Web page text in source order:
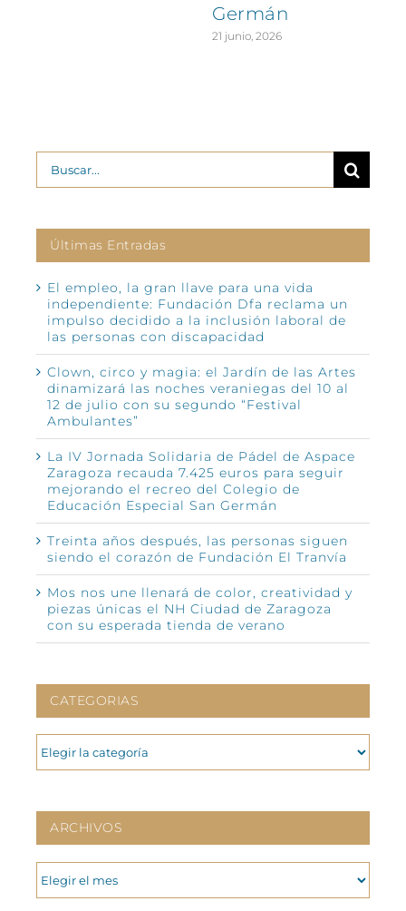
Germán
21 junio, 2026
Buscar:
Últimas Entradas
El empleo, la gran llave para una vida
independiente: Fundación Dfa reclama un
impulso decidido a la inclusión laboral de
las personas con discapacidad
Clown, circo y magia: el Jardín de las Artes
dinamizará las noches veraniegas del 10 al
12 de julio con su segundo “Festival
Ambulantes”
La IV Jornada Solidaria de Pádel de Aspace
Zaragoza recauda 7.425 euros para seguir
mejorando el recreo del Colegio de
Educación Especial San Germán
Treinta años después, las personas siguen
siendo el corazón de Fundación El Tranvía
Mos nos une llenará de color, creatividad y
piezas únicas el NH Ciudad de Zaragoza
con su esperada tienda de verano
CATEGORIAS
CATEGORIAS
ARCHIVOS
ARCHIVOS